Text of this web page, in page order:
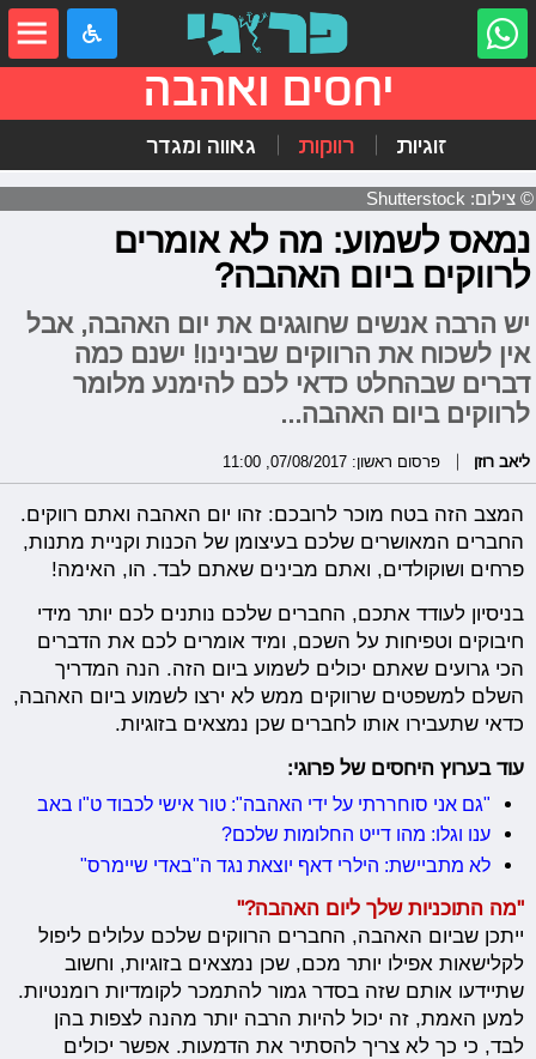
יחסים ואהבה
זוגיות רווקות גאווה ומגדר
© צילום: Shutterstock
נמאס לשמוע: מה לא אומרים
לרווקים ביום האהבה?
יש הרבה אנשים שחוגגים את יום האהבה, אבל
אין לשכוח את הרווקים שבינינו! ישנם כמה
דברים שבהחלט כדאי לכם להימנע מלומר
לרווקים ביום האהבה...
ליאב רוזן פרסום ראשון: 07/08/2017, 11:00
המצב הזה בטח מוכר לרובכם: זהו יום האהבה ואתם רווקים.
החברים המאושרים שלכם בעיצומן של הכנות וקניית מתנות,
פרחים ושוקולדים, ואתם מבינים שאתם לבד. הו, האימה!
בניסיון לעודד אתכם, החברים שלכם נותנים לכם יותר מידי
חיבוקים וטפיחות על השכם, ומיד אומרים לכם את הדברים
הכי גרועים שאתם יכולים לשמוע ביום הזה. הנה המדריך
השלם למשפטים שרווקים ממש לא ירצו לשמוע ביום האהבה,
כדאי שתעבירו אותו לחברים שכן נמצאים בזוגיות.
עוד בערוץ היחסים של פרוגי:
"גם אני סוחררתי על ידי האהבה": טור אישי לכבוד ט"ו באב
ענו וגלו: מהו דייט החלומות שלכם?
לא מתביישת: הילרי דאף יוצאת נגד ה"באדי שיימרס"
"מה התוכניות שלך ליום האהבה?"
ייתכן שביום האהבה, החברים הרווקים שלכם עלולים ליפול
לקלישאות אפילו יותר מכם, שכן נמצאים בזוגיות, וחשוב
שתיידעו אותם שזה בסדר גמור להתמכר לקומדיות רומנטיות.
למען האמת, זה יכול להיות הרבה יותר מהנה לצפות בהן
לבד, כי כך לא צריך להסתיר את הדמעות. אפשר יכולים